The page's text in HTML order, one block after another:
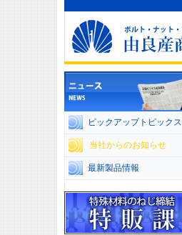
ピックアップトピックス
当社からのお知らせ
最新製品情報